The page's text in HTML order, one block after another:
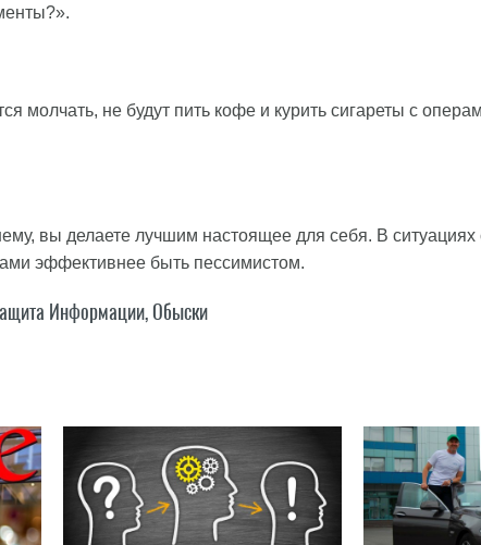
молчать, не будут пить кофе и курить сигареты с
вы делаете лучшим настоящее для себя. В ситуациях
эффективнее быть пессимистом.
Информации,Обыски